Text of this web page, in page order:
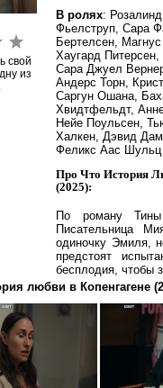
свой
из
В ролях:
Фьелструп, Сара
Бертелсен,
Хаугард
Сара Джуел
Андерс Торн,
Саргун Ошана,
Хвидтфельдт,
Нейе Поульсен,
Халкен, Дэвид
Феликс Аас Шульц
Про Что История
(2025):
По роману
Писательница
одиночку Эмиля,
предстоят
бесплодия, чтобы
любви в Копенгагене